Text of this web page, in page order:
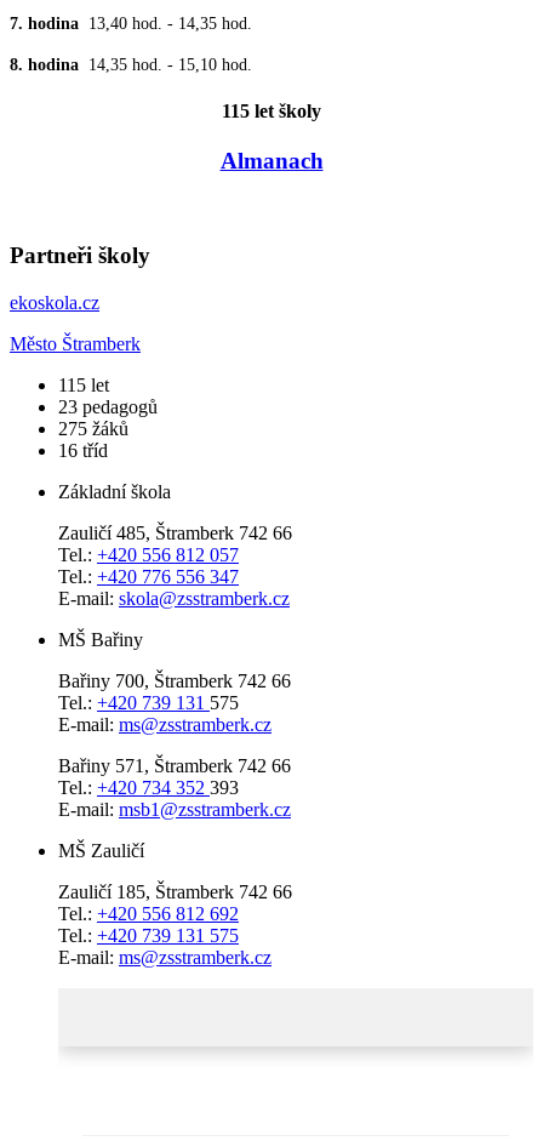
7. hodina 13,40 hod. - 14,35 hod.
8. hodina 14,35 hod. - 15,10 hod.
115 let školy
Almanach
Partneři školy
ekoskola.cz
Město Štramberk
​115 let
23 pedagogů
275 žáků
16 tříd
Základní škola
Zauličí 485, Štramberk 742 66
Tel.: +420 556 812 057
Tel.: +420 776 556 347
E-mail: skola@zsstramberk.cz
MŠ Bařiny
Bařiny 700, Štramberk 742 66
Tel.: +420 739 131 575
E-mail: ms@zsstramberk.cz
Bařiny 571, Štramberk 742 66
Tel.: +420 734 352 393
E-mail: msb1@zsstramberk.cz
MŠ Zauličí
Zauličí 185, Štramberk 742 66
Tel.: +420 556 812 692
Tel.: +420 739 131 575
E-mail: ms@zsstramberk.cz